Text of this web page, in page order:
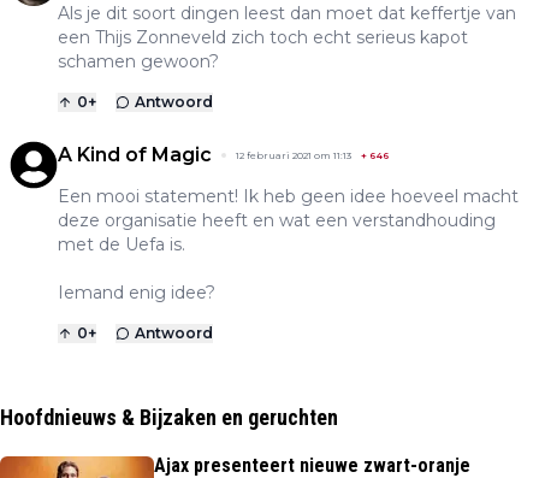
Als je dit soort dingen leest dan moet dat keffertje van
een Thijs Zonneveld zich toch echt serieus kapot
schamen gewoon?
0+ Antwoord
A Kind of Magic 12 februari 2021 om 11:13 + 646
Een mooi statement! Ik heb geen idee hoeveel macht
deze organisatie heeft en wat een verstandhouding
met de Uefa is.
Iemand enig idee?
0+ Antwoord
Hoofdnieuws & Bijzaken en geruchten
Ajax presenteert nieuwe zwart-oranje